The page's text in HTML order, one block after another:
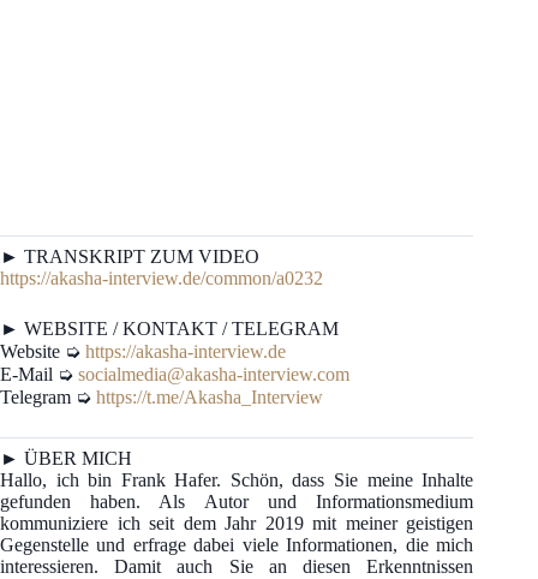
► TRANSKRIPT ZUM VIDEO
https://akasha-interview.de/common/a0232
► WEBSITE / KONTAKT / TELEGRAM
Website ➭ https://akasha-interview.de
E-Mail ➭ socialmedia@akasha-interview.com
Telegram ➭ https://t.me/Akasha_Interview
► ÜBER MICH
Hallo, ich bin Frank Hafer. Schön, dass Sie meine Inhalte
gefunden haben. Als Autor und Informationsmedium
kommuniziere ich seit dem Jahr 2019 mit meiner geistigen
Gegenstelle und erfrage dabei viele Informationen, die mich
interessieren. Damit auch Sie an diesen Erkenntnissen